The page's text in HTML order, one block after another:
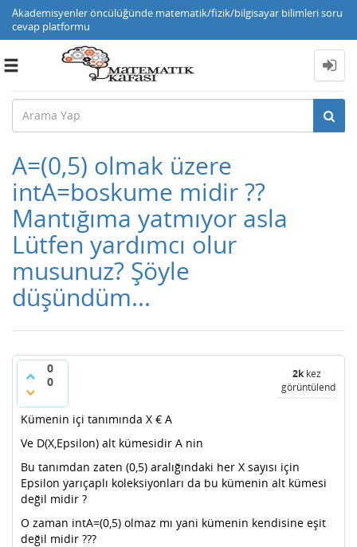
Akademisyenler öncülüğünde matematik/fizik/bilgisayar bilimleri soru
cevap platformu
Toggle
A=(0,5) olmak üzere
intA=boskume midir ??
Mantığıma yatmıyor asla
Lütfen yardımcı olur
musunuz? Şöyle
düşündüm...
0
0
2kkez
görüntülendi
Kümenin içi tanımında X € A
Ve D(X,Epsilon) alt kümesidir A nin
Bu tanımdan zaten (0,5) aralığındaki her X sayısı için
Epsilon yarıçaplı koleksiyonları da bu kümenin alt kümesi
değil midir ?
O zaman intA=(0,5) olmaz mı yani kümenin kendisine eşit
değil midir ???